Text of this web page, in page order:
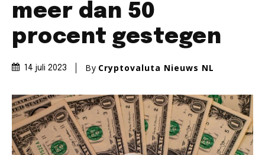
meer dan 50
procent gestegen
14 juli 2023 By Cryptovaluta Nieuws NL